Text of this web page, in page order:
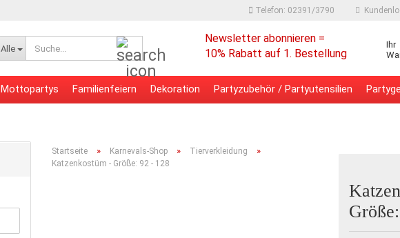
Telefon: 02391/3790
Alle
Newsletter abonnieren =
10% Rabatt auf 1. Bestellung
Ihr
Mottopartys Familienfeiern Dekoration Partyzubehör / Partyutensilien
Startseite » Karnevals-Shop » Tierverkleidung »
Katzenkostüm - Größe: 92 - 128